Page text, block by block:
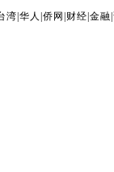
湾 |华人 |侨网 财经 |金融 |